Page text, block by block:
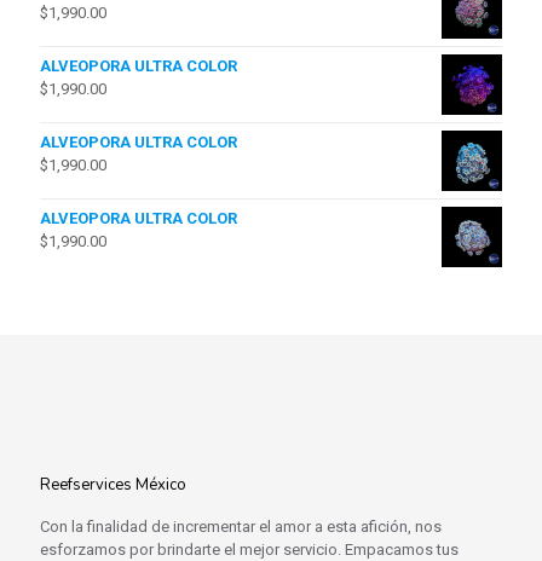
$1,990.00
ALVEOPORA ULTRA COLOR
$1,990.00
ALVEOPORA ULTRA COLOR
$1,990.00
ALVEOPORA ULTRA COLOR
$1,990.00
Reefservices México
Con la finalidad de incrementar el amor a esta afición, nos
esforzamos por brindarte el mejor servicio. Empacamos tus